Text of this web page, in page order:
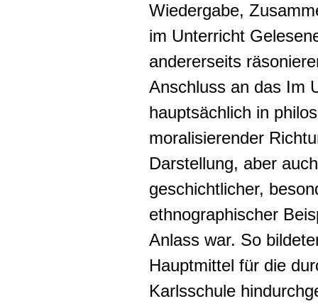
Wiedergabe,
im Unterricht
andererseits
Anschluss an das Im
hauptsächlich in
moralisierender
Darstellung, aber
geschichtlicher,
ethnographischer
Anlass war. So
Hauptmittel für die
Karlsschule